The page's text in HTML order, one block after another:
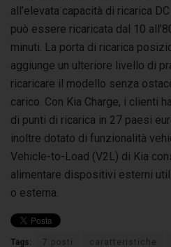
all’elevata capacità di ricarica
può essere ricaricata dal 10
minuti. La porta di ricarica
aggiunge un ulteriore livello di
ricaricare il modello senza
carico. Con Kia Charge, i clienti
di punti di ricarica in 27 paesi
inoltre dotato di funzionalità
Vehicle-to-Load (V2L) di Kia
alimentare dispositivi esterni
o esterna.
Tags: 7 posti caratteristiche